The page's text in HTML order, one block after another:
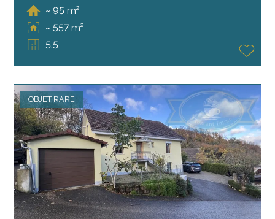
~ 95 m²
~ 557 m²
5.5
OBJET RARE